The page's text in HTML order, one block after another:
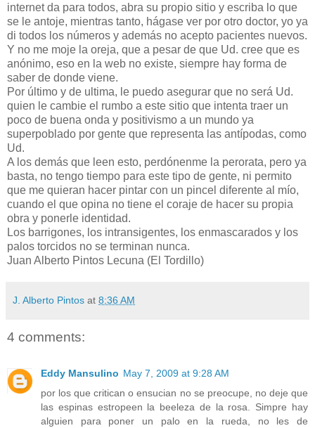
internet da para todos, abra su propio sitio y escriba lo que
se le antoje, mientras tanto, hágase ver por otro doctor, yo ya
di todos los números y además no acepto pacientes nuevos.
Y no me moje la oreja, que a pesar de que Ud. cree que es
anónimo, eso en la web no existe, siempre hay forma de
saber de donde viene.
Por último y de ultima, le puedo asegurar que no será Ud.
quien le cambie el rumbo a este sitio que intenta traer un
poco de buena onda y positivismo a un mundo ya
superpoblado por gente que representa las antípodas, como
Ud.
A los demás que leen esto, perdónenme la perorata, pero ya
basta, no tengo tiempo para este tipo de gente, ni permito
que me quieran hacer pintar con un pincel diferente al mío,
cuando el que opina no tiene el coraje de hacer su propia
obra y ponerle identidad.
Los barrigones, los intransigentes, los enmascarados y los
palos torcidos no se terminan nunca.
Juan Alberto Pintos Lecuna (El Tordillo)
J. Alberto Pintos at 8:36 AM
4 comments:
Eddy Mansulino May 7, 2009 at 9:28 AM
por los que critican o ensucian no se preocupe, no deje que
las espinas estropeen la beeleza de la rosa. Simpre hay
alguien para poner un palo en la rueda, no les de